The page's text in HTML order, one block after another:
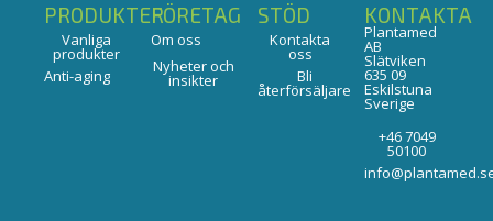
PRODUKTER
Vanliga
produkter
Anti-aging
FÖRETAG
Om oss
Nyheter och
insikter
STÖD
Kontakta
oss
Bli
återförsäljare
KONTAKTA
Plantamed
AB
Slätviken
635 09
Eskilstuna
Sverige
+46 7049
50100